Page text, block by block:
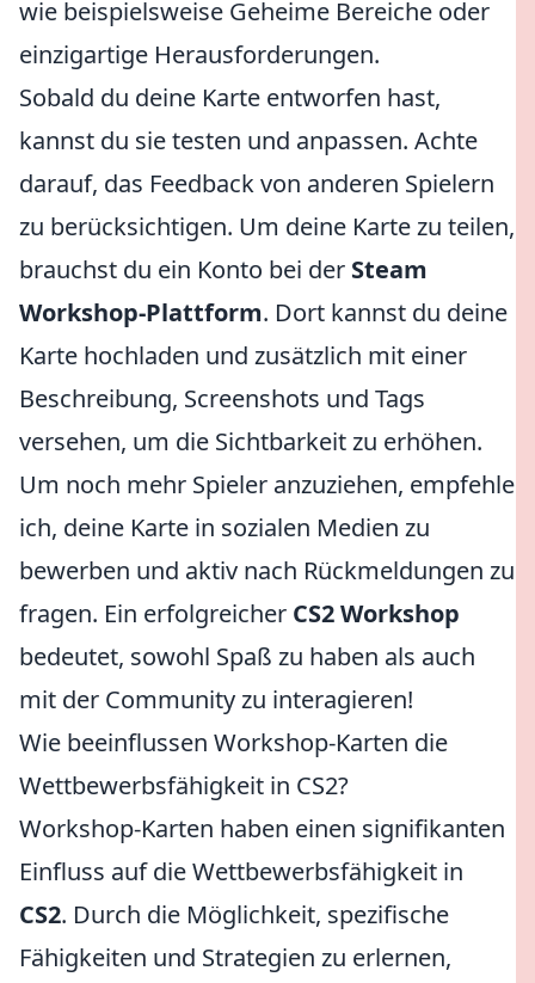
wie beispielsweise Geheime Bereiche oder
einzigartige Herausforderungen.
Sobald du deine Karte entworfen hast,
kannst du sie testen und anpassen. Achte
darauf, das Feedback von anderen Spielern
zu berücksichtigen. Um deine Karte zu teilen,
brauchst du ein Konto bei der Steam
Workshop-Plattform. Dort kannst du deine
Karte hochladen und zusätzlich mit einer
Beschreibung, Screenshots und Tags
versehen, um die Sichtbarkeit zu erhöhen.
Um noch mehr Spieler anzuziehen, empfehle
ich, deine Karte in sozialen Medien zu
bewerben und aktiv nach Rückmeldungen zu
fragen. Ein erfolgreicher CS2 Workshop
bedeutet, sowohl Spaß zu haben als auch
mit der Community zu interagieren!
Wie beeinflussen Workshop-Karten die
Wettbewerbsfähigkeit in CS2?
Workshop-Karten haben einen signifikanten
Einfluss auf die Wettbewerbsfähigkeit in
CS2. Durch die Möglichkeit, spezifische
Fähigkeiten und Strategien zu erlernen,